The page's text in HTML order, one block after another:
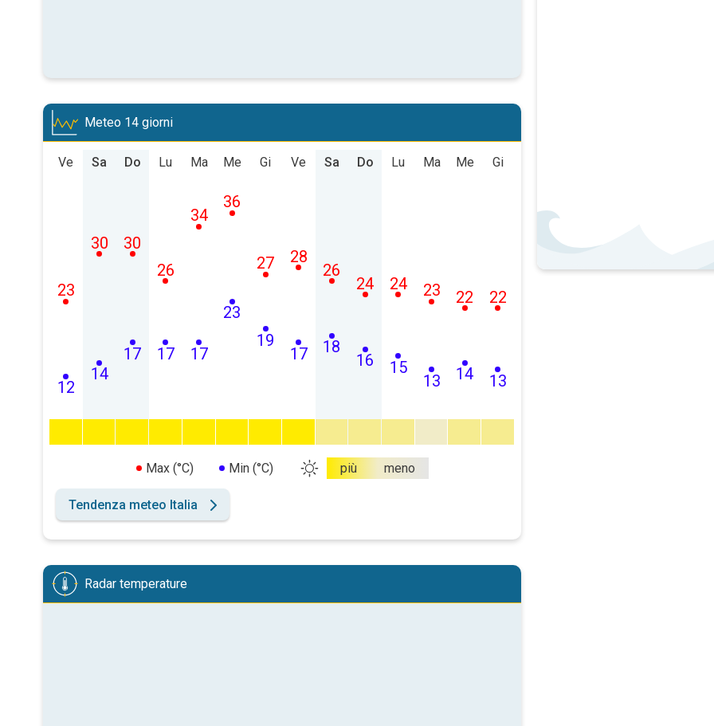
Meteo 14 giorni
Ve
12
23
Sa
14
30
Do
17
30
Lu
17
26
Ma
17
34
Me
23
36
Gi
19
27
Ve
17
28
Sa
18
26
Do
16
24
Lu
15
24
Ma
13
23
Me
14
22
Gi
13
22
Max (°C) Min (°C) più meno
Tendenza meteo Italia
Radar temperature